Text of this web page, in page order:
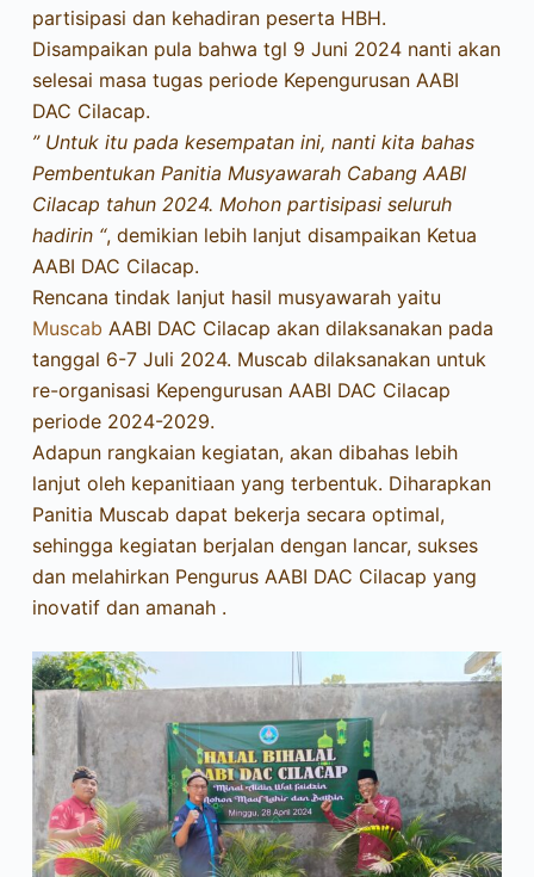
partisipasi dan kehadiran peserta HBH.
Disampaikan pula bahwa tgl 9 Juni 2024 nanti akan
selesai masa tugas periode Kepengurusan AABI
DAC Cilacap.
” Untuk itu pada kesempatan ini, nanti kita bahas
Pembentukan Panitia Musyawarah Cabang AABI
Cilacap tahun 2024. Mohon partisipasi seluruh
hadirin “, demikian lebih lanjut disampaikan Ketua
AABI DAC Cilacap.
Rencana tindak lanjut hasil musyawarah yaitu
Muscab AABI DAC Cilacap akan dilaksanakan pada
tanggal 6-7 Juli 2024. Muscab dilaksanakan untuk
re-organisasi Kepengurusan AABI DAC Cilacap
periode 2024-2029.
Adapun rangkaian kegiatan, akan dibahas lebih
lanjut oleh kepanitiaan yang terbentuk. Diharapkan
Panitia Muscab dapat bekerja secara optimal,
sehingga kegiatan berjalan dengan lancar, sukses
dan melahirkan Pengurus AABI DAC Cilacap yang
inovatif dan amanah .